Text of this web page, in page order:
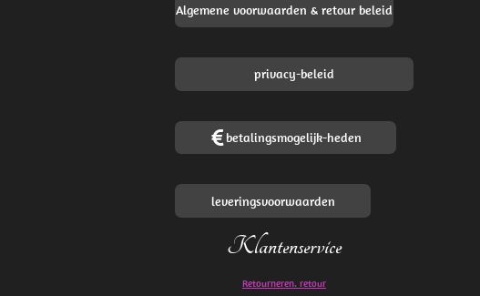
Algemene voorwaarden & retour beleid
privacy-beleid
betalingsmogelijk-heden
leveringsvoorwaarden
Klantenservice
Retourneren. retour